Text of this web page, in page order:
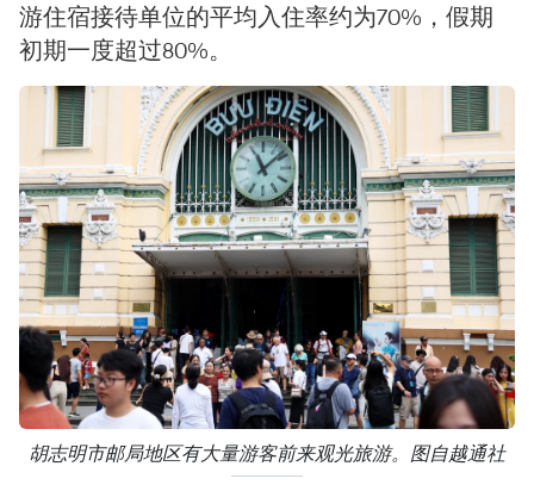
游住宿接待单位的平均入住率约为70%，假期
初期一度超过80%。
胡志明市邮局地区有大量游客前来观光旅游。图自越通社